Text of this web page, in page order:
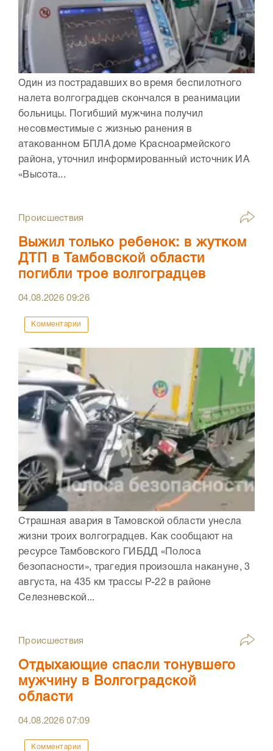
Один из пострадавших во время беспилотного
налета волгоградцев скончался в реанимации
больницы. Погибший мужчина получил
несовместимые с жизнью ранения в
атакованном БПЛА доме Красноармейского
района, уточнил информированный источник ИА
«Высота...
Происшествия
Выжил только ребенок: в жутком
ДТП в Тамбовской области
погибли трое волгоградцев
04.08.202609:26
Комментарии
Страшная авария в Тамовской области унесла
жизни троих волгоградцев. Как сообщают на
ресурсе Тамбовского ГИБДД «Полоса
безопасности», трагедия произошла накануне, 3
августа, на 435 км трассы Р-22 в районе
Селезневской...
Происшествия
Отдыхающие спасли тонувшего
мужчину в Волгоградской
области
04.08.202607:09
Комментарии